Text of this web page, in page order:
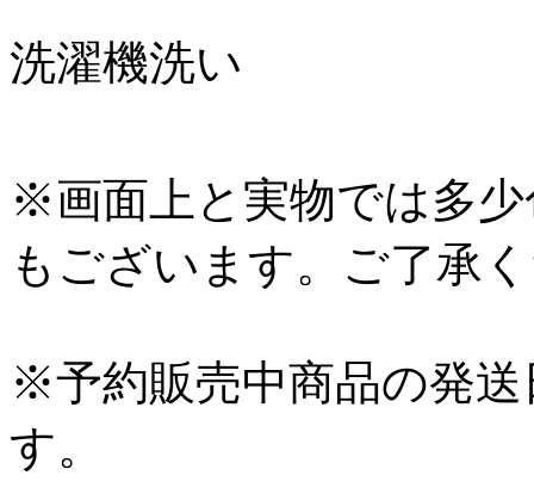
洗濯機洗い
※画面上と実物では多
もございます。ご了承
※予約販売中商品の発
す。